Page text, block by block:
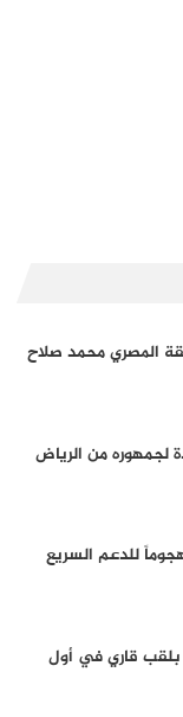
المصري محمد صلاح
لجمهوره من الرياض
للدعم السريع
بلقب قاري في أول